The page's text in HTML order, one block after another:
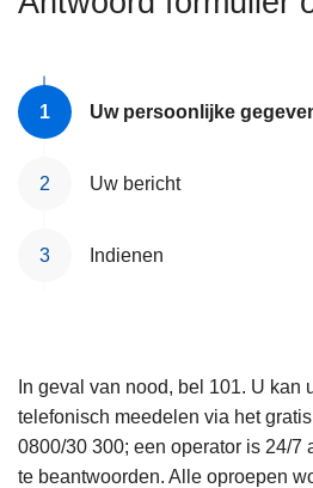
Uw persoonlijke
Uw bericht
Indienen
In geval van nood, bel 101. U kan
telefonisch meedelen via het
0800/30 300; een operator is 24/7
te beantwoorden. Alle oproepen